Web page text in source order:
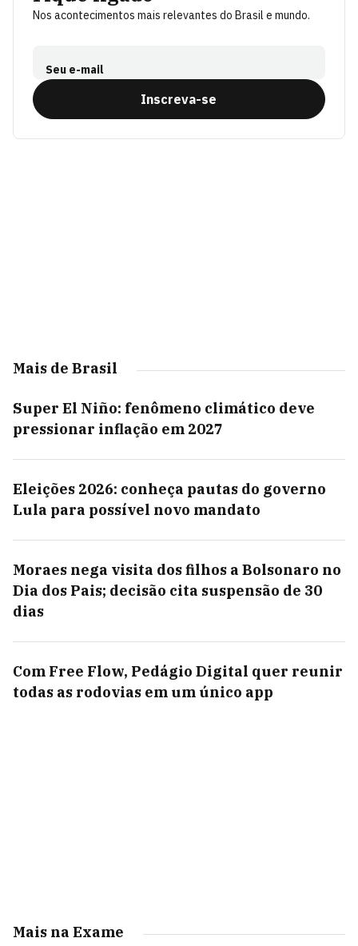
Nos acontecimentos mais relevantes do Brasil e mundo.
Seu e-mail
Inscreva-se
Mais de Brasil
Super El Niño: fenômeno climático deve
pressionar inflação em 2027
Eleições 2026: conheça pautas do governo
Lula para possível novo mandato
Moraes nega visita dos filhos a Bolsonaro no
Dia dos Pais; decisão cita suspensão de 30
dias
Com Free Flow, Pedágio Digital quer reunir
todas as rodovias em um único app
Mais na Exame